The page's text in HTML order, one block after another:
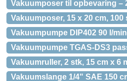
Vakuumposer til opbevaring –
Vakuumposer, 15 x 20 cm, 100
Vakuumpumpe DIP402 90 l/
Vakuumpumpe TGAS-DS3
Vakuumruller, 2 stk, 15 cm x 6
Vakuumslange 1/4" SAE 150